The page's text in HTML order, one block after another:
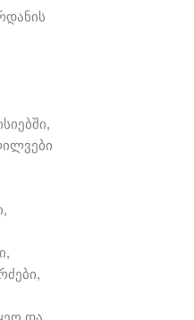
და